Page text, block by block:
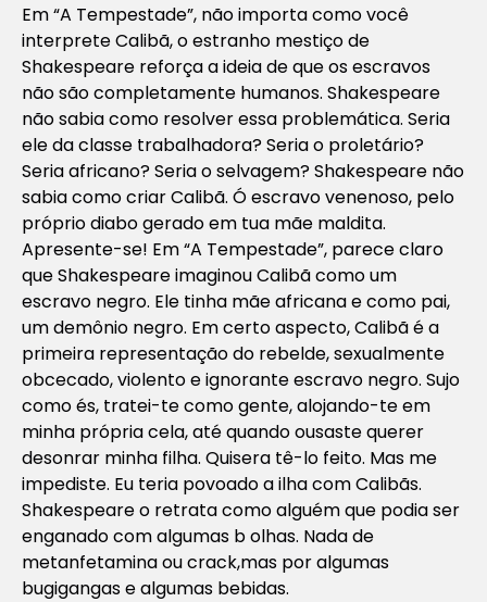
Em “A Tempestade”, não importa como você
interprete Calibã, o estranho mestiço de
Shakespeare reforça a ideia de que os escravos
não são completamente humanos. Shakespeare
não sabia como resolver essa problemática. Seria
ele da classe trabalhadora? Seria o proletário?
Seria africano? Seria o selvagem? Shakespeare não
sabia como criar Calibã. Ó escravo venenoso, pelo
próprio diabo gerado em tua mãe maldita.
Apresente-se! Em “A Tempestade”, parece claro
que Shakespeare imaginou Calibã como um
escravo negro. Ele tinha mãe africana e como pai,
um demônio negro. Em certo aspecto, Calibã é a
primeira representação do rebelde, sexualmente
obcecado, violento e ignorante escravo negro. Sujo
como és, tratei-te como gente, alojando-te em
minha própria cela, até quando ousaste querer
desonrar minha filha. Quisera tê-lo feito. Mas me
impediste. Eu teria povoado a ilha com Calibãs.
Shakespeare o retrata como alguém que podia ser
enganado com algumas b olhas. Nada de
metanfetamina ou crack,mas por algumas
bugigangas e algumas bebidas.